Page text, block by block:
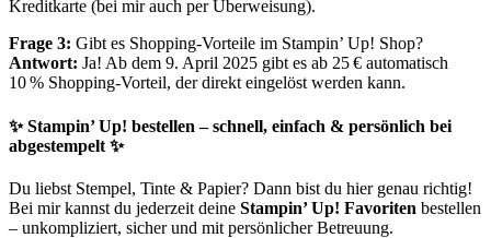
Kreditkarte (bei mir auch per Überweisung).
Frage 3: Gibt es Shopping-Vorteile im Stampin’ Up! Shop?
Antwort: Ja! Ab dem 9. April 2025 gibt es ab 25 € automatisch
10 % Shopping-Vorteil, der direkt eingelöst werden kann.
✨Stampin’ Up! bestellen – schnell, einfach & persönlich bei
abgestempelt ✨
Du liebst Stempel, Tinte & Papier? Dann bist du hier genau richtig!
Bei mir kannst du jederzeit deine Stampin’ Up! Favoriten bestellen
– unkompliziert, sicher und mit persönlicher Betreuung.